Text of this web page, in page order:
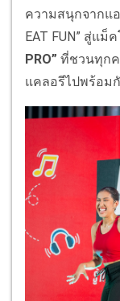
ความสนุกจากแอ
EAT FUN” สู่แม็
PRO” ที่ชวนทุกค
แคลอรีไปพร้อม